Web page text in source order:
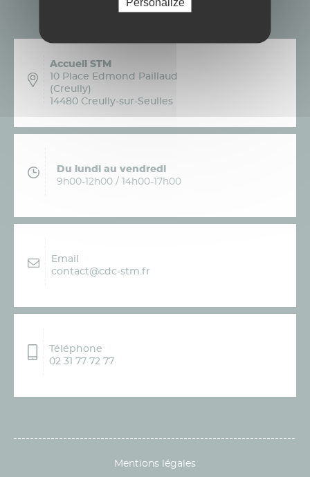
Accueil STM
10 Place Edmond Paillaud
(Creully)
14480 Creully-sur-Seulles
Du lundi au vendredi
9h00-12h00 / 14h00-17h00
Email
contact@cdc-stm.fr
Téléphone
02 31 77 72 77
Mentions légales